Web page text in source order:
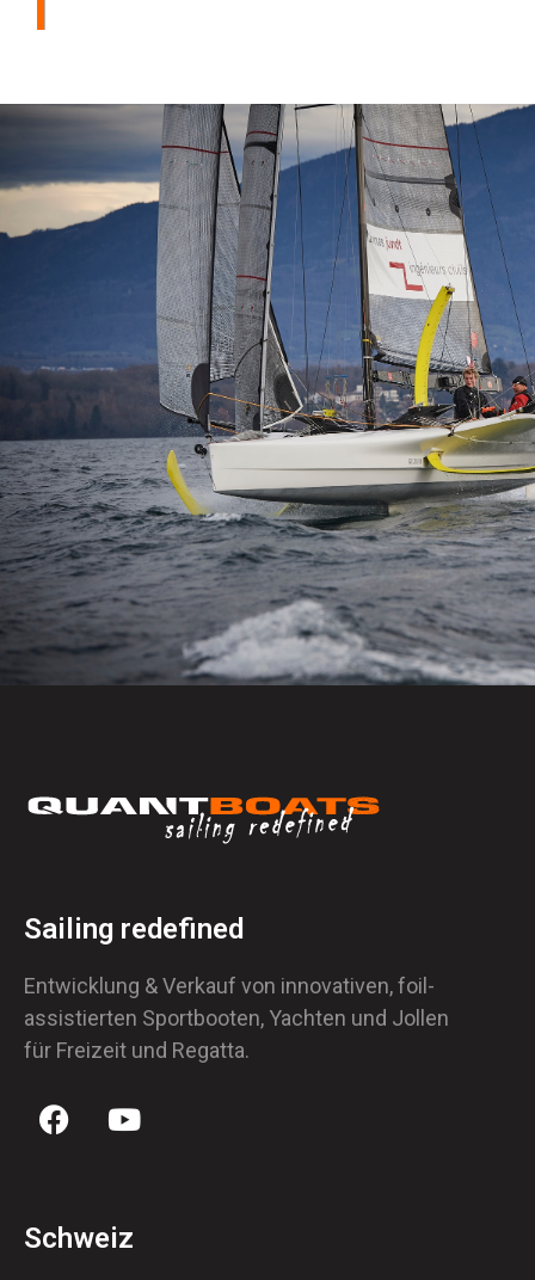
Sailing redefined
Entwicklung & Verkauf von innovativen, foil-
assistierten Sportbooten, Yachten und Jollen
für Freizeit und Regatta.
Schweiz